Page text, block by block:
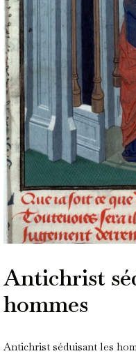
Antichrist
hommes
Antichrist séduisant les